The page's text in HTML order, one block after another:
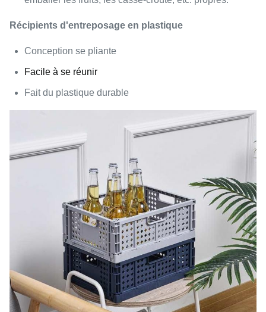
Récipients d'entreposage en plastique
Conception se pliante
Facile à se réunir
Fait du plastique durable